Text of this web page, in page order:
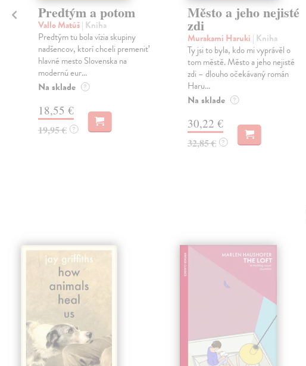
Predtým a potom
Vallo Matúš| Kniha
Predtým tu bola vízia skupiny
nadšencov, ktorí chceli premeniť
hlavné mesto Slovenska na
modernú eur...
Na sklade ?
18,55 €
19,95 € ?
Město a jeho nejisté
zdi
Murakami Haruki | Kniha
Ty jsi to byla, kdo mi vyprávěl o
tom městě. Město a jeho nejisté
zdi – dlouho očekávaný román
Haru...
Na sklade ?
30,22 €
32,85 € ?